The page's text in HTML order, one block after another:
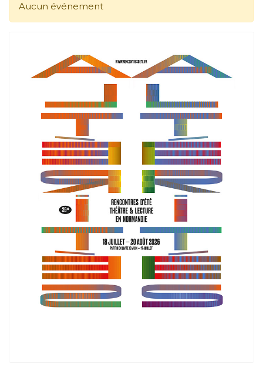
Aucun événement